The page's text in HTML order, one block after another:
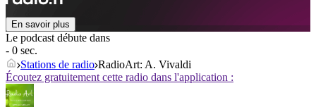
En savoir plus
Le podcast débute dans
- 0 sec.
Stations de radio RadioArt: A. Vivaldi
Écoutez gratuitement cette radio dans l'application :